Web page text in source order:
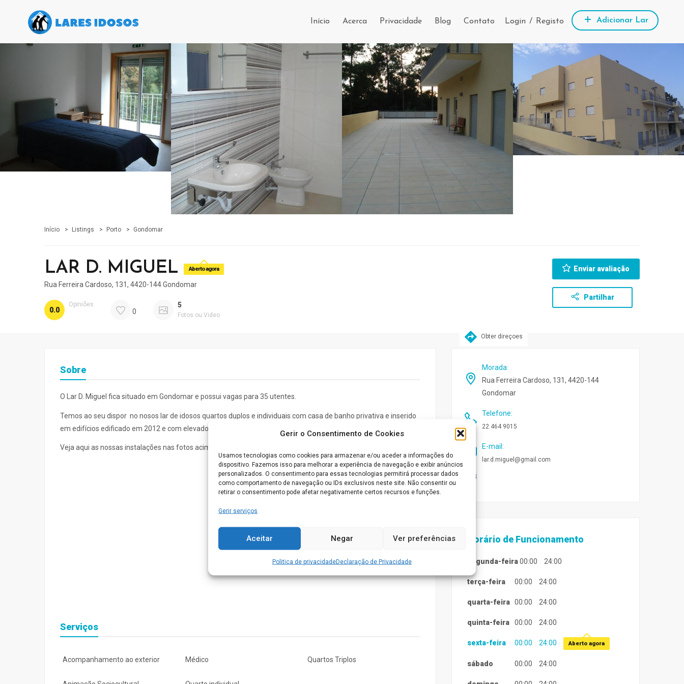
Gerir o Consentimento de Cookies
Usamos tecnologias como cookies para armazenar e/ou aceder a informações do
dispositivo. Fazemos isso para melhorar a experiência de navegação e exibir anúncios
personalizados. O consentimento para essas tecnologias permitirá processar dados
como comportamento de navegação ou IDs exclusivos neste site. Não consentir ou
retirar o consentimento pode afetar negativamente certos recursos e funções.
Gerir serviços
Aceitar Negar Ver preferências
Politica de privacidadeDeclaração de Privacidade
Início Acerca Privacidade Blog Contato Login / Registo Adicionar Lar
Início Listings Porto Gondomar
LAR D. MIGUEL Aberto agora
Rua Ferreira Cardoso, 131, 4420-144 Gondomar
0.0
Opiniões
0
5
Fotos ou Video
Enviar avaliação
Partilhar
Sobre
O Lar D. Miguel fica situado em Gondomar e possui vagas para 35 utentes.
Temos ao seu dispor no nosos lar de idosos quartos duplos e individuais com casa de banho privativa e inserido
em edifícios edificado em 2012 e com elevadores para que se possa deslocar se dificuldades .
Veja aqui as nossas instalações nas fotos acima
Serviços
Acompanhamento ao exterior Médico Quartos Triplos
Obter direçoes
Morada:
Rua Ferreira Cardoso, 131, 4420-144
Gondomar
Telefone:
22 464 9015
E-mail :
lar.d.miguel@gmail.com
Horário de Funcionamento
segunda-feira00:00 24:00
terça-feira 00:00 24:00
quarta-feira 00:00 24:00
quinta-feira 00:00 24:00
sexta-feira 00:00 24:00 Aberto agora
sábado 00:00 24:00